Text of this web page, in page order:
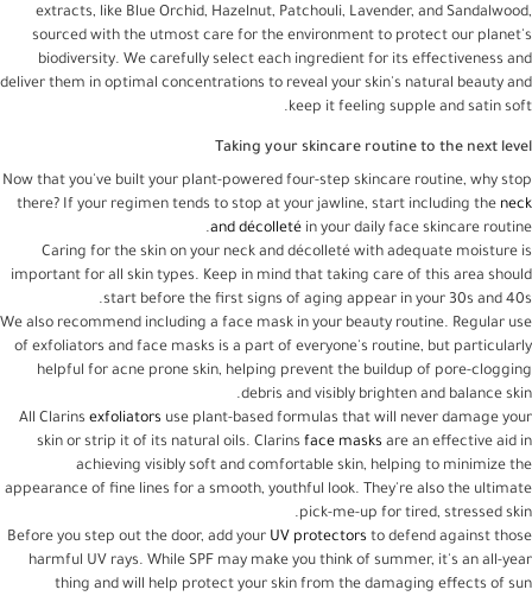
extracts, like Blue Orchid, Hazelnut, Patchouli, Lavender, and Sandalwood,
sourced with the utmost care for the environment to protect our planet's
biodiversity. We carefully select each ingredient for its effectiveness and
deliver them in optimal concentrations to reveal your skin's natural beauty and
keep it feeling supple and satin soft.
Taking your skincare routine to the next level
Now that you've built your plant-powered four-step skincare routine, why stop
there? If your regimen tends to stop at your jawline, start including the neck
and décolleté in your daily face skincare routine.
Caring for the skin on your neck and décolleté with adequate moisture is
important for all skin types. Keep in mind that taking care of this area should
start before the first signs of aging appear in your 30s and 40s.
We also recommend including a face mask in your beauty routine. Regular use
of exfoliators and face masks is a part of everyone's routine, but particularly
helpful for acne prone skin, helping prevent the buildup of pore-clogging
debris and visibly brighten and balance skin.
All Clarins exfoliators use plant-based formulas that will never damage your
skin or strip it of its natural oils. Clarins face masks are an effective aid in
achieving visibly soft and comfortable skin, helping to minimize the
appearance of fine lines for a smooth, youthful look. They're also the ultimate
pick-me-up for tired, stressed skin.
Before you step out the door, add your UV protectors to defend against those
harmful UV rays. While SPF may make you think of summer, it's an all-year
thing and will help protect your skin from the damaging effects of sun